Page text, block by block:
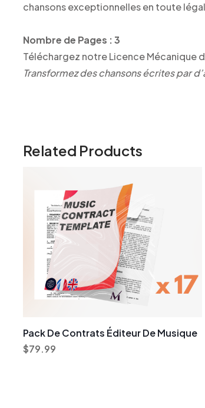
chansons exceptionnelles en toute
Nombre de Pages : 3
Téléchargez notre Licence Mécanique
Transformez des chansons écrites par
Related Products
Pack De Contrats Éditeur De Musique
$79.99